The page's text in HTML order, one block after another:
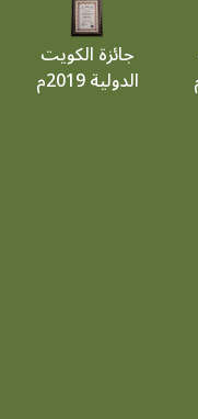
جائزة الكويت
الدولية 2019م